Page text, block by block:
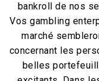
bankroll de nos
Vos gambling
marché
concernant les
belles